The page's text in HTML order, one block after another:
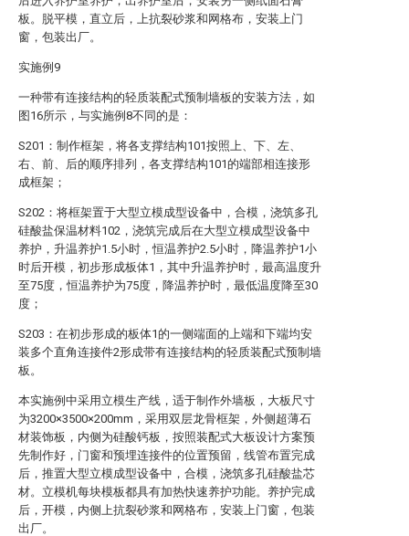
板。脱平模，直立后，上抗裂砂浆和网格布，安装上门
窗，包装出厂。
实施例9
一种带有连接结构的轻质装配式预制墙板的安装方法，如
图16所示，与实施例8不同的是：
S201：制作框架，将各支撑结构101按照上、下、左、
右、前、后的顺序排列，各支撑结构101的端部相连接形
成框架；
S202：将框架置于大型立模成型设备中，合模，浇筑多孔
硅酸盐保温材料102，浇筑完成后在大型立模成型设备中
养护，升温养护1.5小时，恒温养护2.5小时，降温养护1小
时后开模，初步形成板体1，其中升温养护时，最高温度升
至75度，恒温养护为75度，降温养护时，最低温度降至30
度；
S203：在初步形成的板体1的一侧端面的上端和下端均安
装多个直角连接件2形成带有连接结构的轻质装配式预制墙
板。
本实施例中采用立模生产线，适于制作外墙板，大板尺寸
为3200×3500×200mm，采用双层龙骨框架，外侧超薄石
材装饰板，内侧为硅酸钙板，按照装配式大板设计方案预
先制作好，门窗和预埋连接件的位置预留，线管布置完成
后，推置大型立模成型设备中，合模，浇筑多孔硅酸盐芯
材。立模机每块模板都具有加热快速养护功能。养护完成
后，开模，内侧上抗裂砂浆和网格布，安装上门窗，包装
出厂。